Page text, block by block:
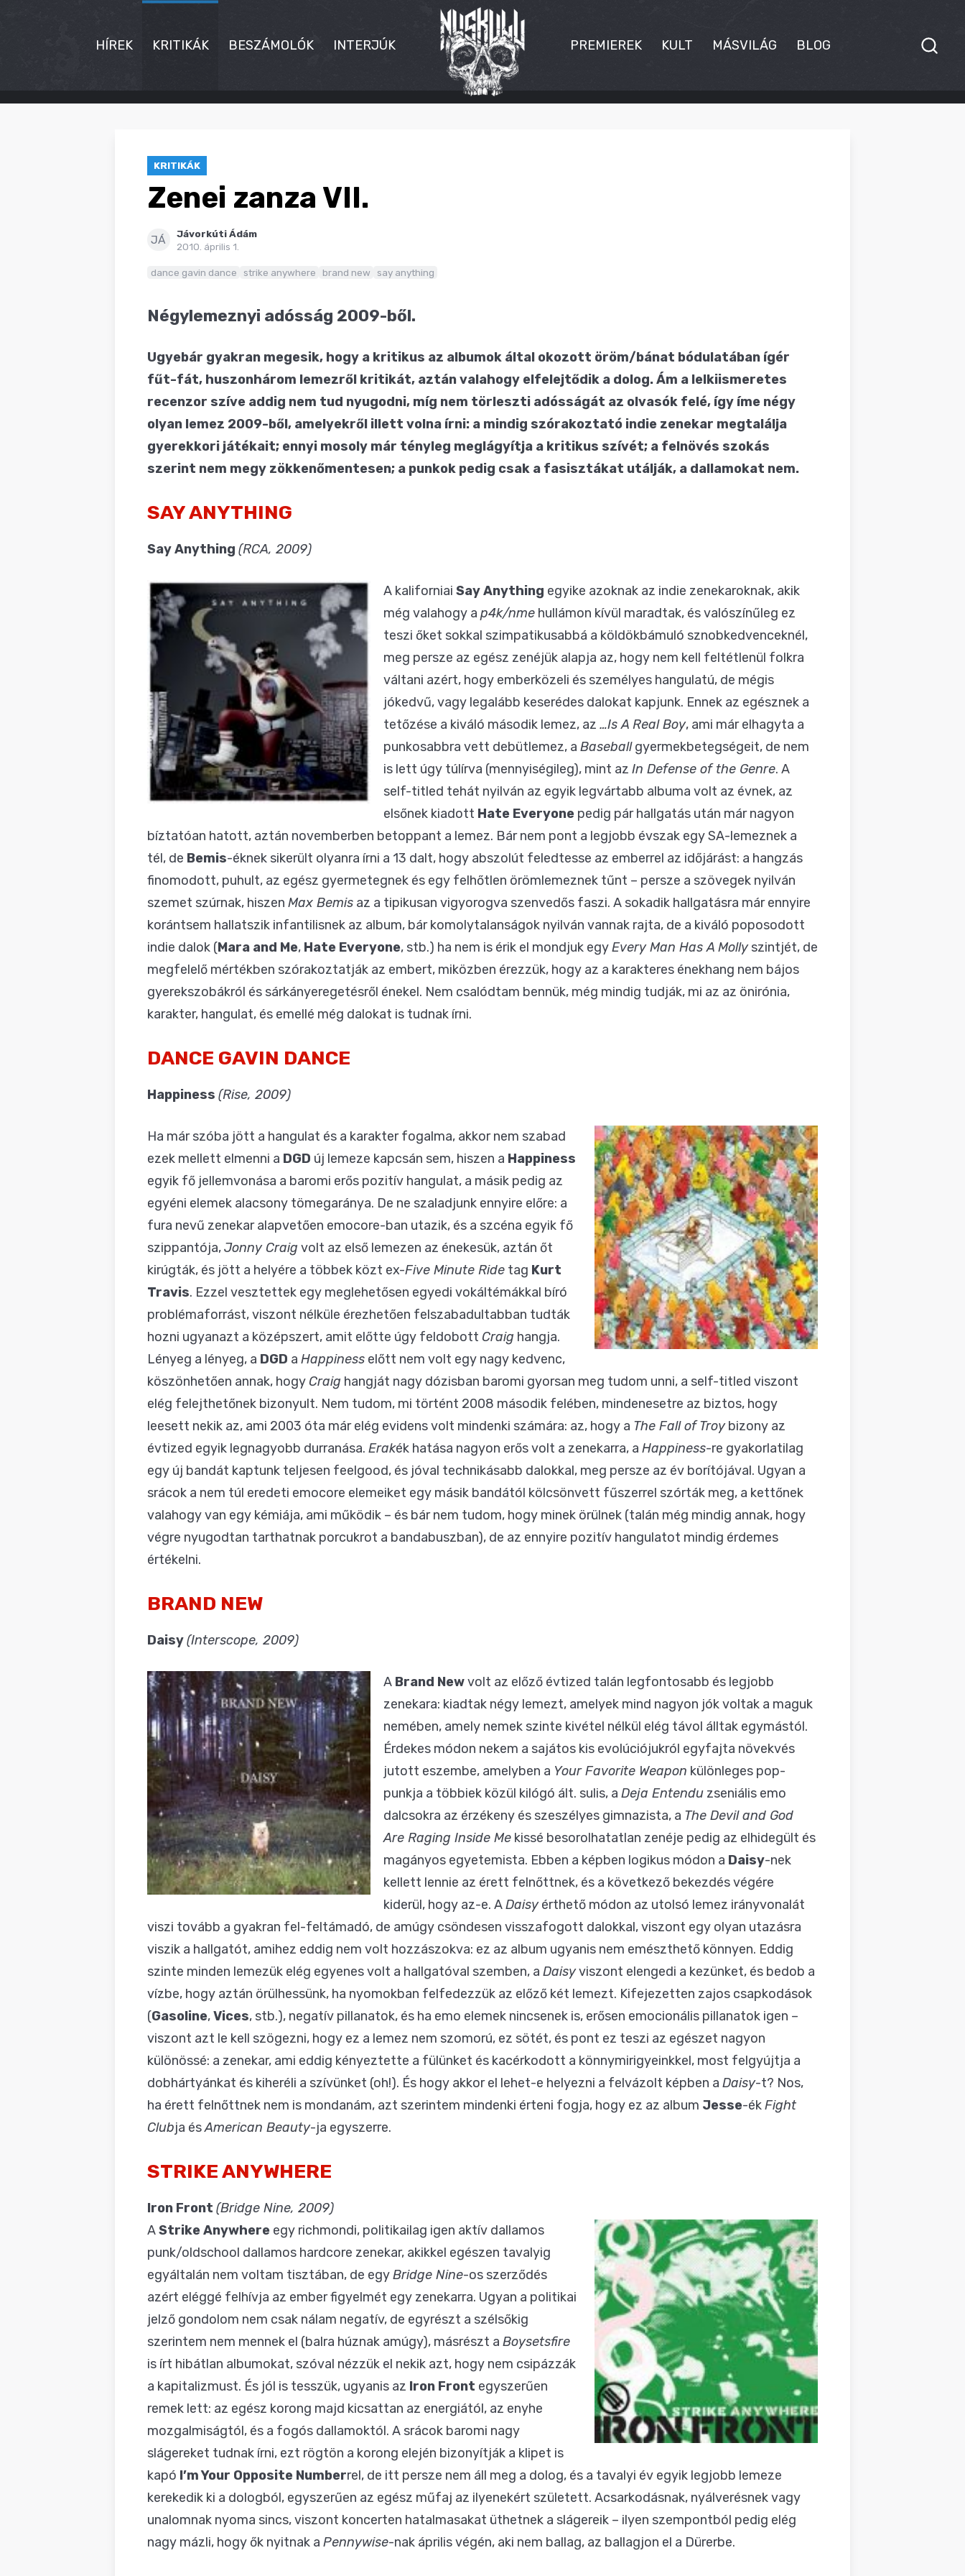
HÍREK KRITIKÁK BESZÁMOLÓK INTERJÚK PREMIEREK KULT MÁSVILÁG BLOG
HÍREK
KRITIKÁK
Zenei zanza VII.
JÁ
Jávorkúti Ádám
2010. április 1.
dance gavin dance strike anywhere brand new say anything
Négylemeznyi adósság 2009-ből.
Ugyebár gyakran megesik, hogy a kritikus az albumok által okozott öröm/bánat bódulatában ígér
fűt-fát, huszonhárom lemezről kritikát, aztán valahogy elfelejtődik a dolog. Ám a lelkiismeretes
recenzor szíve addig nem tud nyugodni, míg nem törleszti adósságát az olvasók felé, így íme négy
olyan lemez 2009-ből, amelyekről illett volna írni: a mindig szórakoztató indie zenekar megtalálja
gyerekkori játékait; ennyi mosoly már tényleg meglágyítja a kritikus szívét; a felnövés szokás
szerint nem megy zökkenőmentesen; a punkok pedig csak a fasisztákat utálják, a dallamokat nem.
SAY ANYTHING
Say Anything (RCA, 2009)
A kaliforniaiSay Anything egyike azoknak az indie zenekaroknak, akik
még valahogy ap4k/nme hullámon kívül maradtak, és valószínűleg ez
teszi őket sokkal szimpatikusabbá a köldökbámuló sznobkedvenceknél,
meg persze az egész zenéjük alapja az, hogy nem kell feltétlenül folkra
váltani azért, hogy emberközeli és személyes hangulatú, de mégis
jókedvű, vagy legalább keserédes dalokat kapjunk. Ennek az egésznek a
tetőzése a kiváló második lemez, az…Is A Real Boy, ami már elhagyta a
punkosabbra vett debütlemez, aBaseballgyermekbetegségeit, de nem
is lett úgy túlírva (mennyiségileg), mint azIn Defense of the Genre. A
self-titled tehát nyilván az egyik legvártabb albuma volt az évnek, az
elsőnek kiadott Hate Everyone pedig pár hallgatás után már nagyon
bíztatóan hatott, aztán novemberben betoppant a lemez. Bár nem pont a legjobb évszak egy SA-lemeznek a
tél, de Bemis-éknek sikerült olyanra írni a 13 dalt, hogy abszolút feledtesse az emberrel az időjárást: a hangzás
finomodott, puhult, az egész gyermetegnek és egy felhőtlen örömlemeznek tűnt – persze a szövegek nyilván
szemet szúrnak, hiszen Max Bemis az a tipikusan vigyorogva szenvedős faszi. A sokadik hallgatásra már ennyire
korántsem hallatszik infantilisnek az album, bár komolytalanságok nyilván vannak rajta, de a kiváló poposodott
indie dalok (Mara and Me, Hate Everyone, stb.) ha nem is érik el mondjuk egyEvery Man Has A Mollyszintjét, de
megfelelő mértékben szórakoztatják az embert, miközben érezzük, hogy az a karakteres énekhang nem bájos
gyerekszobákról és sárkányeregetésről énekel. Nem csalódtam bennük, még mindig tudják, mi az az önirónia,
karakter, hangulat, és emellé még dalokat is tudnak írni.
DANCE GAVIN DANCE
Happiness (Rise, 2009)
Ha már szóba jött a hangulat és a karakter fogalma, akkor nem szabad
ezek mellett elmenni a DGD új lemeze kapcsán sem, hiszen a Happiness
egyik fő jellemvonása a baromi erős pozitív hangulat, a másik pedig az
egyéni elemek alacsony tömegaránya. De ne szaladjunk ennyire előre: a
fura nevű zenekar alapvetően emocore-ban utazik, és a szcéna egyik fő
szippantója,Jonny Craig volt az első lemezen az énekesük, aztán őt
kirúgták, és jött a helyére a többek közt ex-Five Minute Ride tag Kurt
Travis. Ezzel vesztettek egy meglehetősen egyedi vokáltémákkal bíró
problémaforrást, viszont nélküle érezhetően felszabadultabban tudták
hozni ugyanazt a középszert, amit előtte úgy feldobott Craig hangja.
Lényeg a lényeg, a DGD a Happiness előtt nem volt egy nagy kedvenc,
köszönhetően annak, hogy Craig hangját nagy dózisban baromi gyorsan meg tudom unni, a self-titled viszont
elég felejthetőnek bizonyult. Nem tudom, mi történt 2008 második felében, mindenesetre az biztos, hogy
leesett nekik az, ami 2003 óta már elég evidens volt mindenki számára: az, hogy a The Fall of Troybizony az
évtized egyik legnagyobb durranása. Erakék hatása nagyon erős volt a zenekarra, a Happiness-re gyakorlatilag
egy új bandát kaptunk teljesen feelgood, és jóval technikásabb dalokkal, meg persze az év borítójával. Ugyan a
srácok a nem túl eredeti emocore elemeiket egy másik bandától kölcsönvett fűszerrel szórták meg, a kettőnek
valahogy van egy kémiája, ami működik – és bár nem tudom, hogy minek örülnek (talán még mindig annak, hogy
végre nyugodtan tarthatnak porcukrot a bandabuszban), de az ennyire pozitív hangulatot mindig érdemes
értékelni.
BRAND NEW
Daisy(Interscope, 2009)
A Brand Newvolt az előző évtized talán legfontosabb és legjobb
zenekara: kiadtak négy lemezt, amelyek mind nagyon jók voltak a maguk
nemében, amely nemek szinte kivétel nélkül elég távol álltak egymástól.
Érdekes módon nekem a sajátos kis evolúciójukról egyfajta növekvés
jutott eszembe, amelyben a Your Favorite Weapon különleges pop-
punkja a többiek közül kilógó ált. sulis, aDeja Entendu zseniális emo
dalcsokra az érzékeny és szeszélyes gimnazista, a The Devil and God
Are Raging Inside Me kissé besorolhatatlan zenéje pedig az elhidegült és
magányos egyetemista. Ebben a képben logikus módon a Daisy-nek
kellett lennie az érett felnőttnek, és a következő bekezdés végére
kiderül, hogy az-e. ADaisyérthető módon az utolsó lemez irányvonalát
viszi tovább a gyakran fel-feltámadó, de amúgy csöndesen visszafogott dalokkal, viszont egy olyan utazásra
viszik a hallgatót, amihez eddig nem volt hozzászokva: ez az album ugyanis nem emészthető könnyen. Eddig
szinte minden lemezük elég egyenes volt a hallgatóval szemben, a Daisyviszont elengedi a kezünket, és bedob a
vízbe, hogy aztán örülhessünk, ha nyomokban felfedezzük az előző két lemezt. Kifejezetten zajos csapkodások
(Gasoline,Vices, stb.), negatív pillanatok, és ha emo elemek nincsenek is, erősen emocionális pillanatok igen –
viszont azt le kell szögezni, hogy ez a lemez nem szomorú, ez sötét, és pont ez teszi az egészet nagyon
különössé: a zenekar, ami eddig kényeztette a fülünket és kacérkodott a könnymirigyeinkkel, most felgyújtja a
dobhártyánkat és kiheréli a szívünket (oh!). És hogy akkor el lehet-e helyezni a felvázolt képben a Daisy-t? Nos,
ha érett felnőttnek nem is mondanám, azt szerintem mindenki érteni fogja, hogy ez az album Jesse-ékFight
Clubja ésAmerican Beauty-ja egyszerre.
STRIKE ANYWHERE
Iron Front (Bridge Nine, 2009)
AStrike Anywhere egy richmondi, politikailag igen aktív dallamos
punk/oldschool dallamos hardcore zenekar, akikkel egészen tavalyig
egyáltalán nem voltam tisztában, de egyBridge Nine-os szerződés
azért eléggé felhívja az ember figyelmét egy zenekarra. Ugyan a politikai
jelző gondolom nem csak nálam negatív, de egyrészt a szélsőkig
szerintem nem mennek el (balra húznak amúgy), másrészt a Boysetsfire
is írt hibátlan albumokat, szóval nézzük el nekik azt, hogy nem csipázzák
a kapitalizmust. És jól is tesszük, ugyanis az Iron Front egyszerűen
remek lett: az egész korong majd kicsattan az energiától, az enyhe
mozgalmiságtól, és a fogós dallamoktól. A srácok baromi nagy
slágereket tudnak írni, ezt rögtön a korong elején bizonyítják a klipet is
kapó I’m Your Opposite Numberrel, de itt persze nem áll meg a dolog, és a tavalyi év egyik legjobb lemeze
kerekedik ki a dologból, egyszerűen az egész műfaj az ilyenekért született. Acsarkodásnak, nyálverésnek vagy
unalomnak nyoma sincs, viszont koncerten hatalmasakat üthetnek a slágereik – ilyen szempontból pedig elég
nagy mázli, hogy ők nyitnak a Pennywise-nak április végén, aki nem ballag, az ballagjon el a Dürerbe.